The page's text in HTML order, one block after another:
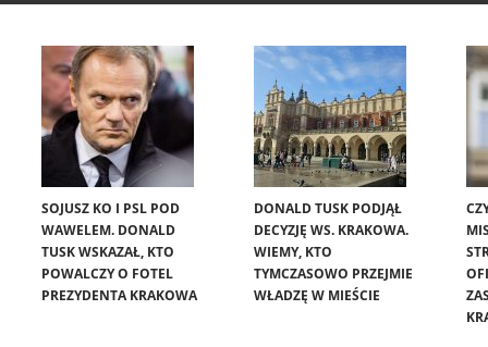
SOJUSZ KO I PSL POD
WAWELEM. DONALD
TUSK WSKAZAŁ, KTO
POWALCZY O FOTEL
PREZYDENTA KRAKOWA
DONALD TUSK PODJĄŁ
DECYZJĘ WS. KRAKOWA.
WIEMY, KTO
TYMCZASOWO PRZEJMIE
WŁADZĘ W MIEŚCIE